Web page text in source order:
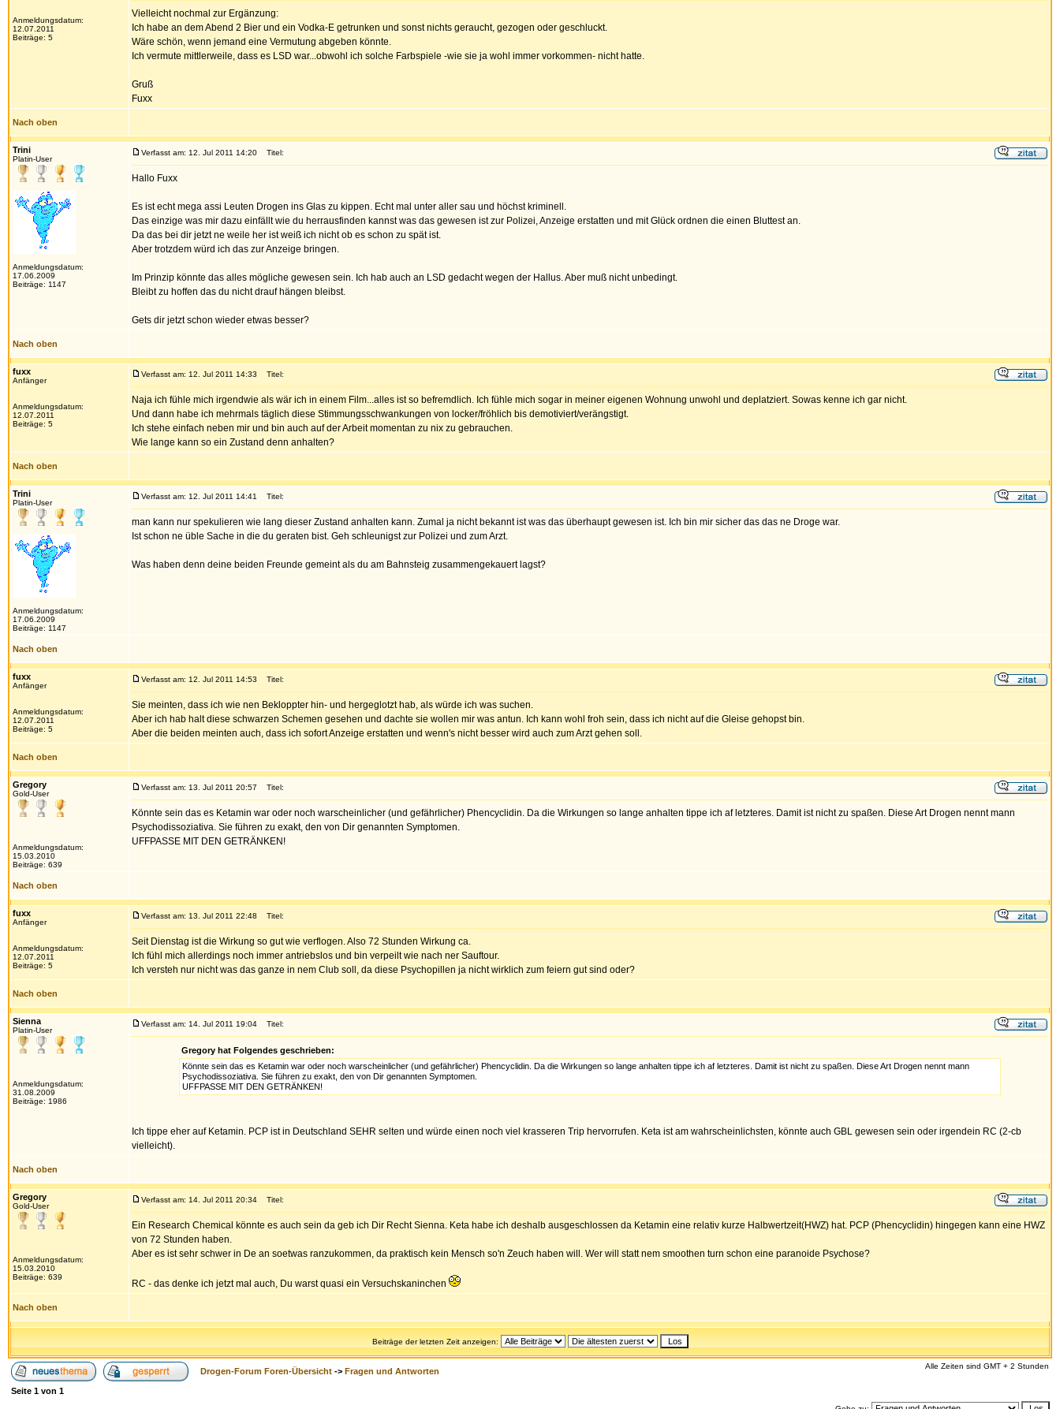
Anmeldungsdatum:
12.07.2011
Beiträge: 5
Vielleicht nochmal zur Ergänzung:
Ich habe an dem Abend 2 Bier und ein Vodka-E getrunken und sonst nichts geraucht, gezogen oder geschluckt.
Wäre schön, wenn jemand eine Vermutung abgeben könnte.
Ich vermute mittlerweile, dass es LSD war...obwohl ich solche Farbspiele -wie sie ja wohl immer vorkommen- nicht hatte.
Gruß
Fuxx
Nach oben
Trini
Platin-User
Anmeldungsdatum:
17.06.2009
Beiträge: 1147
Verfasst am: 12. Jul 2011 14:20 Titel:
Hallo Fuxx
Es ist echt mega assi Leuten Drogen ins Glas zu kippen. Echt mal unter aller sau und höchst kriminell.
Das einzige was mir dazu einfällt wie du herrausfinden kannst was das gewesen ist zur Polizei, Anzeige erstatten und mit Glück ordnen die einen Bluttest an.
Da das bei dir jetzt ne weile her ist weiß ich nicht ob es schon zu spät ist.
Aber trotzdem würd ich das zur Anzeige bringen.
Im Prinzip könnte das alles mögliche gewesen sein. Ich hab auch an LSD gedacht wegen der Hallus. Aber muß nicht unbedingt.
Bleibt zu hoffen das du nicht drauf hängen bleibst.
Gets dir jetzt schon wieder etwas besser?
Nach oben
fuxx
Anfänger
Anmeldungsdatum:
12.07.2011
Beiträge: 5
Verfasst am: 12. Jul 2011 14:33 Titel:
Naja ich fühle mich irgendwie als wär ich in einem Film...alles ist so befremdlich. Ich fühle mich sogar in meiner eigenen Wohnung unwohl und deplatziert. Sowas kenne ich gar nicht.
Und dann habe ich mehrmals täglich diese Stimmungsschwankungen von locker/fröhlich bis demotiviert/verängstigt.
Ich stehe einfach neben mir und bin auch auf der Arbeit momentan zu nix zu gebrauchen.
Wie lange kann so ein Zustand denn anhalten?
Nach oben
Trini
Platin-User
Anmeldungsdatum:
17.06.2009
Beiträge: 1147
Verfasst am: 12. Jul 2011 14:41 Titel:
man kann nur spekulieren wie lang dieser Zustand anhalten kann. Zumal ja nicht bekannt ist was das überhaupt gewesen ist. Ich bin mir sicher das das ne Droge war.
Ist schon ne üble Sache in die du geraten bist. Geh schleunigst zur Polizei und zum Arzt.
Was haben denn deine beiden Freunde gemeint als du am Bahnsteig zusammengekauert lagst?
Nach oben
fuxx
Anfänger
Anmeldungsdatum:
12.07.2011
Beiträge: 5
Verfasst am: 12. Jul 2011 14:53 Titel:
Sie meinten, dass ich wie nen Bekloppter hin- und hergeglotzt hab, als würde ich was suchen.
Aber ich hab halt diese schwarzen Schemen gesehen und dachte sie wollen mir was antun. Ich kann wohl froh sein, dass ich nicht auf die Gleise gehopst bin.
Aber die beiden meinten auch, dass ich sofort Anzeige erstatten und wenn's nicht besser wird auch zum Arzt gehen soll.
Nach oben
Gregory
Gold-User
Anmeldungsdatum:
15.03.2010
Beiträge: 639
Verfasst am: 13. Jul 2011 20:57 Titel:
Könnte sein das es Ketamin war oder noch warscheinlicher (und gefährlicher) Phencyclidin. Da die Wirkungen so lange anhalten tippe ich af letzteres. Damit ist nicht zu spaßen. Diese Art Drogen nennt mann
Psychodissoziativa. Sie führen zu exakt, den von Dir genannten Symptomen.
UFFPASSE MIT DEN GETRÄNKEN!
Nach oben
fuxx
Anfänger
Anmeldungsdatum:
12.07.2011
Beiträge: 5
Verfasst am: 13. Jul 2011 22:48 Titel:
Seit Dienstag ist die Wirkung so gut wie verflogen. Also 72 Stunden Wirkung ca.
Ich fühl mich allerdings noch immer antriebslos und bin verpeilt wie nach ner Sauftour.
Ich versteh nur nicht was das ganze in nem Club soll, da diese Psychopillen ja nicht wirklich zum feiern gut sind oder?
Nach oben
Sienna
Platin-User
Anmeldungsdatum:
31.08.2009
Beiträge: 1986
Verfasst am: 14. Jul 2011 19:04 Titel:
Gregory hat Folgendes geschrieben:
Könnte sein das es Ketamin war oder noch warscheinlicher (und gefährlicher) Phencyclidin. Da die Wirkungen so lange anhalten tippe ich af letzteres. Damit ist nicht zu spaßen. Diese Art Drogen nennt mann
Psychodissoziativa. Sie führen zu exakt, den von Dir genannten Symptomen.
UFFPASSE MIT DEN GETRÄNKEN!
Ich tippe eher auf Ketamin. PCP ist in Deutschland SEHR selten und würde einen noch viel krasseren Trip hervorrufen. Keta ist am wahrscheinlichsten, könnte auch GBL gewesen sein oder irgendein RC (2-cb
vielleicht).
Nach oben
Gregory
Gold-User
Anmeldungsdatum:
15.03.2010
Beiträge: 639
Verfasst am: 14. Jul 2011 20:34 Titel:
Ein Research Chemical könnte es auch sein da geb ich Dir Recht Sienna. Keta habe ich deshalb ausgeschlossen da Ketamin eine relativ kurze Halbwertzeit(HWZ) hat. PCP (Phencyclidin) hingegen kann eine HWZ
von 72 Stunden haben.
Aber es ist sehr schwer in De an soetwas ranzukommen, da praktisch kein Mensch so'n Zeuch haben will. Wer will statt nem smoothen turn schon eine paranoide Psychose?
RC - das denke ich jetzt mal auch, Du warst quasi ein Versuchskaninchen
Nach oben
Beiträge der letzten Zeit anzeigen:
Drogen-Forum Foren-Übersicht -> Fragen und Antworten
Alle Zeiten sind GMT + 2 Stunden
Seite 1 von 1